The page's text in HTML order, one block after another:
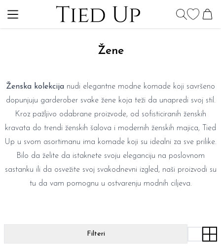
Žene
Ženska kolekcija nudi elegantne modne komade koji savršeno
dopunjuju garderober svake žene koja teži da unapredi svoj stil.
Kroz pažljivo odabrane proizvode, od sofisticiranih ženskih
kravata do trendi ženskih šalova i modernih ženskih majica, Tied
Up u svom asortimanu ima komade koji su idealni za sve prilike.
Bilo da želite da istaknete svoju eleganciju na poslovnom
sastanku ili da osvežite svoj svakodnevni izgled, naši proizvodi su
tu da vam pomognu u ostvarenju modnih ciljeva.
Filteri